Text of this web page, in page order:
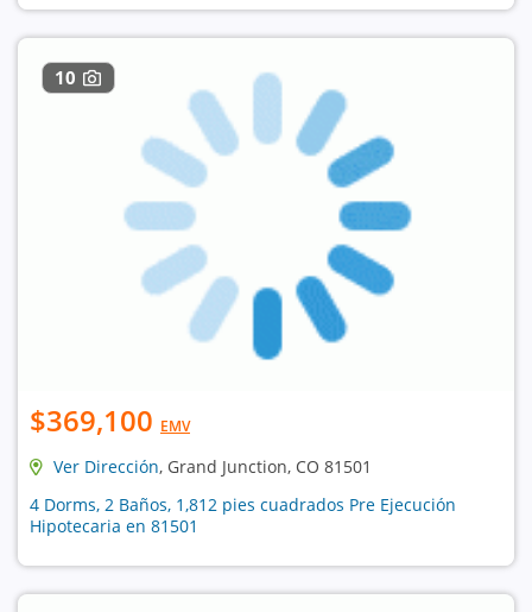
10
$369,100 EMV
Ver Dirección, Grand Junction, CO 81501
4 Dorms, 2 Baños, 1,812 pies cuadrados Pre Ejecución
Hipotecaria en 81501